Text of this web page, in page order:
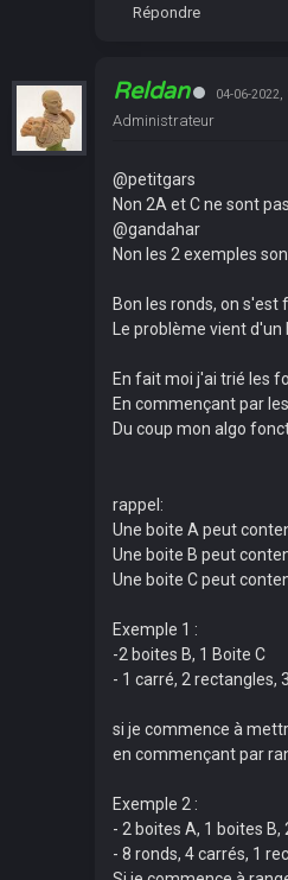
Répondre
Reldan 04-06-2022,
Administrateur
@petitgars
Non 2A et C ne sont
@gandahar
Non les 2 exemples
Bon les ronds, on s'est
Le problème vient
En fait moi j'ai trié les
En commençant par
Du coup mon algo
rappel:
Une boite A peut
Une boite B peut
Une boite C peut
Exemple 1 :
-2 boites B, 1 Boite C
- 1 carré, 2 rectangles,
si je commence à
en commençant par
Exemple 2 :
- 2 boites A, 1 boites B,
- 8 ronds, 4 carrés, 1